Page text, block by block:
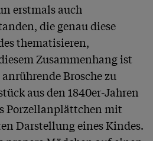
erstmals auch
die genau diese
thematisieren,
Zusammenhang ist
Brosche zu
aus den 1840er-Jahren
Porzellanplättchen mit
Darstellung eines Kindes.